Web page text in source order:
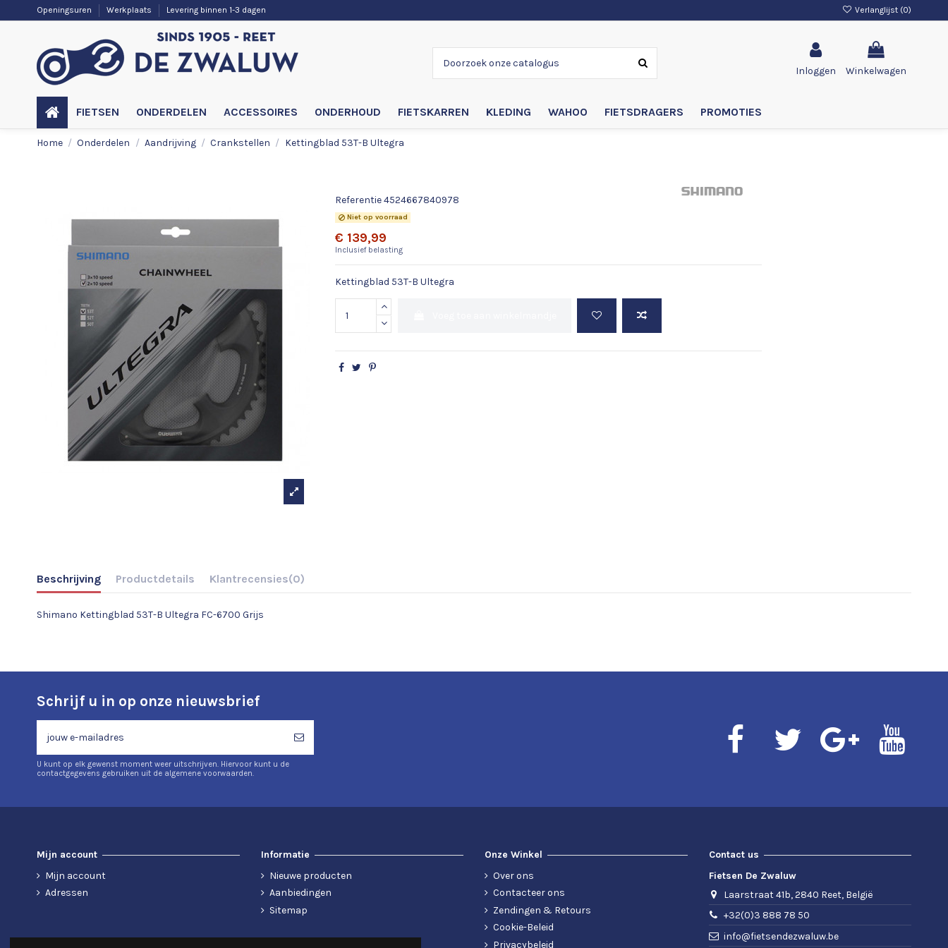
Openingsuren Werkplaats Levering binnen 1-3 dagen Verlanglijst (0)
Inloggen Winkelwagen
FIETSEN ONDERDELEN ACCESSOIRES ONDERHOUD FIETSKARREN KLEDING WAHOO FIETSDRAGERS PROMOTIES
Home Onderdelen Aandrijving Crankstellen Kettingblad 53T-B Ultegra
Referentie4524667840978
Niet op voorraad
€ 139,99
Inclusief belasting
Kettingblad 53T-B Ultegra
Beschrijving Productdetails Klantrecensies(0)
Shimano Kettingblad 53T-B Ultegra FC-6700 Grijs
Schrijf u in op onze nieuwsbrief
U kunt op elk gewenst moment weer uitschrijven. Hiervoor kunt u de
contactgegevens gebruiken uit de algemene voorwaarden.
Mijn account
Mijn account
Adressen
Informatie
Nieuwe producten
Aanbiedingen
Sitemap
Onze Winkel
Over ons
Contacteer ons
Zendingen & Retours
Cookie-Beleid
Privacybeleid
Contact us
Fietsen De Zwaluw
Laarstraat 41b, 2840 Reet, België
+32(0)3 888 78 50
info@fietsendezwaluw.be